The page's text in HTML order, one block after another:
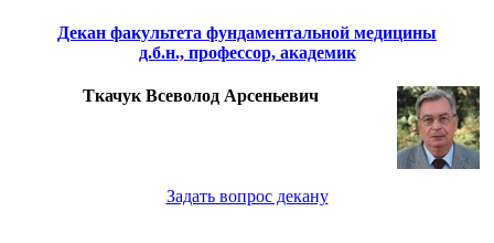
Декан факультета фундаментальной медицины
д.б.н., профессор, академик
Ткачук Всеволод Арсеньевич
Задать вопрос декану